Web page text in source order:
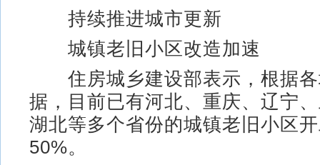
持续推进城市更新
城镇老旧小区改造加速
住房城乡建设部表示，根据各
据，目前已有河北、重庆、辽宁
湖北等多个省份的城镇老旧小区
50%。